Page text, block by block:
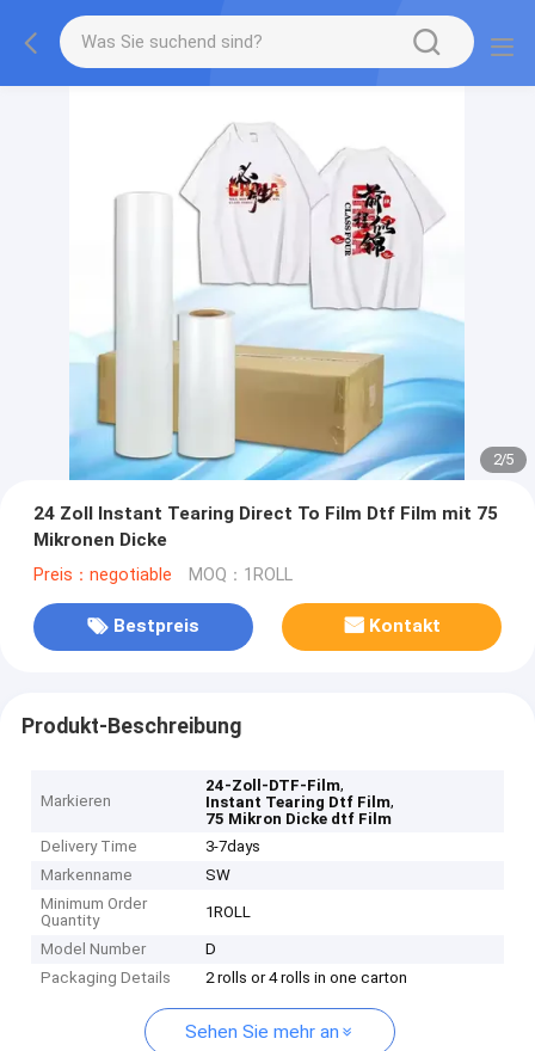
2/5
24 Zoll Instant Tearing Direct To Film Dtf Film mit 75
Mikronen Dicke
Preis：negotiable MOQ：1ROLL
Bestpreis Kontakt
Produkt-Beschreibung
Markieren
24-Zoll-DTF-Film,
Instant Tearing Dtf Film,
75 Mikron Dicke dtf Film
Delivery Time
3-7days
Markenname
SW
Minimum Order
Quantity
1ROLL
Model Number
D
Packaging Details
2 rolls or 4 rolls in one carton
Sehen Sie mehr an